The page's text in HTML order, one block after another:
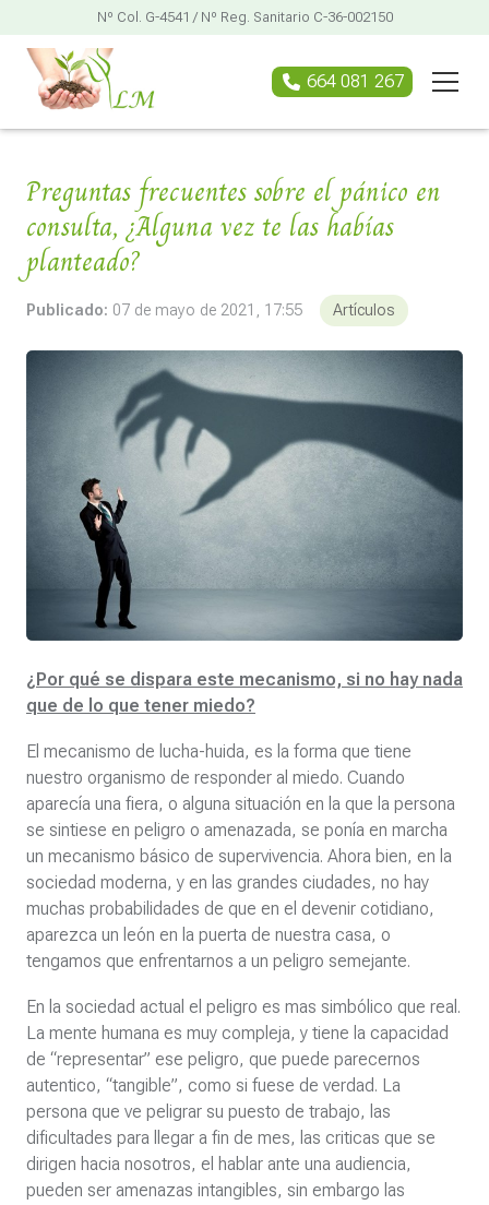
Nº Col. G-4541 / Nº Reg. Sanitario C-36-002150
664 081 267
Preguntas frecuentes sobre el pánico en
consulta, ¿Alguna vez te las habías
planteado?
Publicado: 07 de mayo de 2021, 17:55 Artículos
¿Por qué se dispara este mecanismo, si no hay nada
que de lo que tener miedo?
El mecanismo de lucha-huida, es la forma que tiene
nuestro organismo de responder al miedo. Cuando
aparecía una fiera, o alguna situación en la que la persona
se sintiese en peligro o amenazada, se ponía en marcha
un mecanismo básico de supervivencia. Ahora bien, en la
sociedad moderna, y en las grandes ciudades, no hay
muchas probabilidades de que en el devenir cotidiano,
aparezca un león en la puerta de nuestra casa, o
tengamos que enfrentarnos a un peligro semejante.
En la sociedad actual el peligro es mas simbólico que real.
La mente humana es muy compleja, y tiene la capacidad
de “representar” ese peligro, que puede parecernos
autentico, “tangible”, como si fuese de verdad. La
persona que ve peligrar su puesto de trabajo, las
dificultades para llegar a fin de mes, las criticas que se
dirigen hacia nosotros, el hablar ante una audiencia,
pueden ser amenazas intangibles, sin embargo las